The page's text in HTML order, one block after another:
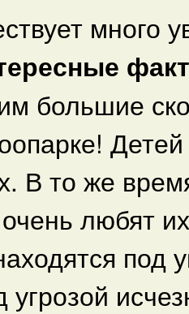
много
большие
В то же
любят
под
угрозой